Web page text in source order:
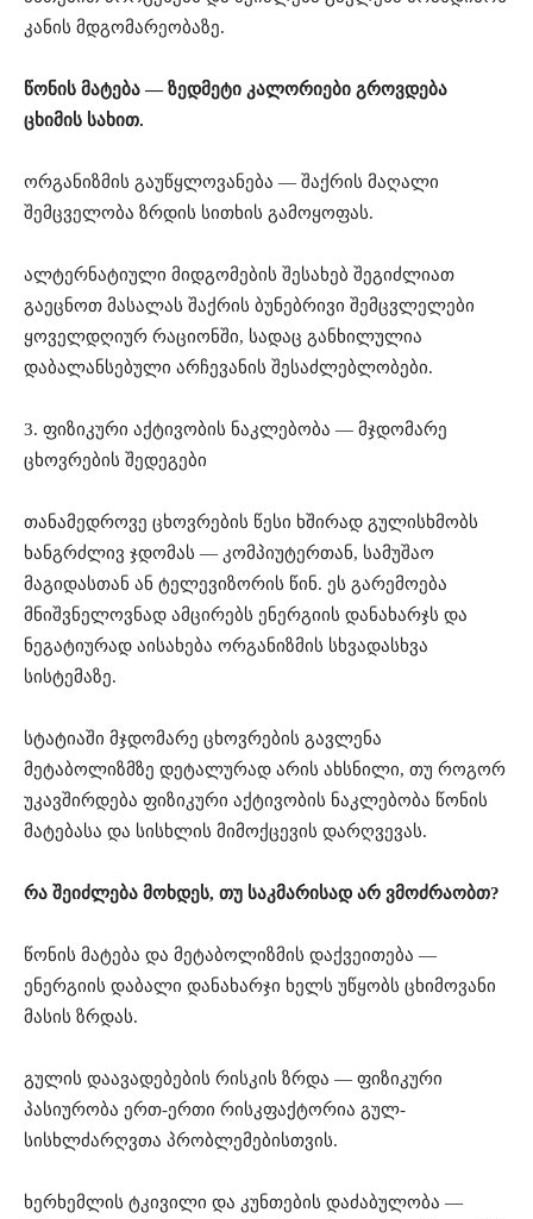
კანის მდგომარეობაზე.
წონის მატება — ზედმეტი კალორიები გროვდება
ცხიმის სახით.
ორგანიზმის გაუწყლოვანება — შაქრის მაღალი
შემცველობა ზრდის სითხის გამოყოფას.
ალტერნატიული მიდგომების შესახებ შეგიძლიათ
გაეცნოთ მასალას შაქრის ბუნებრივი შემცვლელები
ყოველდღიურ რაციონში, სადაც განხილულია
დაბალანსებული არჩევანის შესაძლებლობები.
3. ფიზიკური აქტივობის ნაკლებობა — მჯდომარე
ცხოვრების შედეგები
თანამედროვე ცხოვრების წესი ხშირად გულისხმობს
ხანგრძლივ ჯდომას — კომპიუტერთან, სამუშაო
მაგიდასთან ან ტელევიზორის წინ. ეს გარემოება
მნიშვნელოვნად ამცირებს ენერგიის დანახარჯს და
ნეგატიურად აისახება ორგანიზმის სხვადასხვა
სისტემაზე.
სტატიაში მჯდომარე ცხოვრების გავლენა
მეტაბოლიზმზე დეტალურად არის ახსნილი, თუ როგორ
უკავშირდება ფიზიკური აქტივობის ნაკლებობა წონის
მატებასა და სისხლის მიმოქცევის დარღვევას.
რა შეიძლება მოხდეს, თუ საკმარისად არ ვმოძრაობთ?
წონის მატება და მეტაბოლიზმის დაქვეითება —
ენერგიის დაბალი დანახარჯი ხელს უწყობს ცხიმოვანი
მასის ზრდას.
გულის დაავადებების რისკის ზრდა — ფიზიკური
პასიურობა ერთ-ერთი რისკფაქტორია გულ-
სისხლძარღვთა პრობლემებისთვის.
ხერხემლის ტკივილი და კუნთების დაძაბულობა —